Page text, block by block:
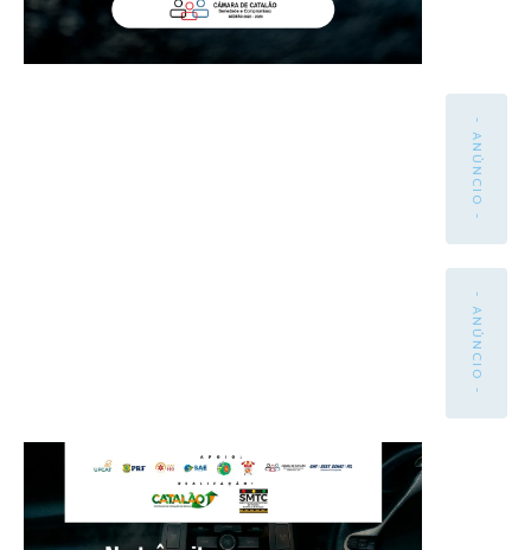
- ANÚNCIO -
- ANÚNCIO -